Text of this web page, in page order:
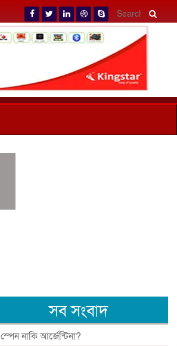
সব সংবাদ
স্পেন নাকি আর্জেন্টিনা?